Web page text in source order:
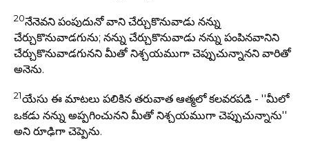
20నేనెవని పంపుదునో వాని చేర్చుకొనువాడు నన్ను
చేర్చుకొనువాడగును; నన్ను చేర్చుకొనువాడు నన్ను పంపినవానిని
చేర్చుకొనువాడగునని మీతో నిశ్చయముగా చెప్పుచున్నానని వారితో
అనెను.
21యేసు ఈ మాటలు పలికిన తరువాత ఆత్మలో కలవరపడి - ''మీలో
ఒకడు నన్ను అప్పగించునని మీతో నిశ్చయముగా చెప్పుచున్నాను''
అని రూఢిగా చెప్పెను.